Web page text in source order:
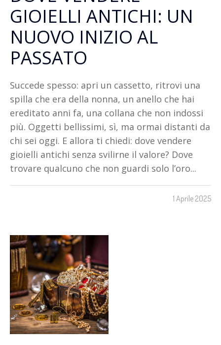
GIOIELLI ANTICHI: UN
NUOVO INIZIO AL
PASSATO
Succede spesso: apri un cassetto, ritrovi una
spilla che era della nonna, un anello che hai
ereditato anni fa, una collana che non indossi
più. Oggetti bellissimi, sì, ma ormai distanti da
chi sei oggi. E allora ti chiedi: dove vendere
gioielli antichi senza svilirne il valore? Dove
trovare qualcuno che non guardi solo l’oro...
1 Aprile 2025